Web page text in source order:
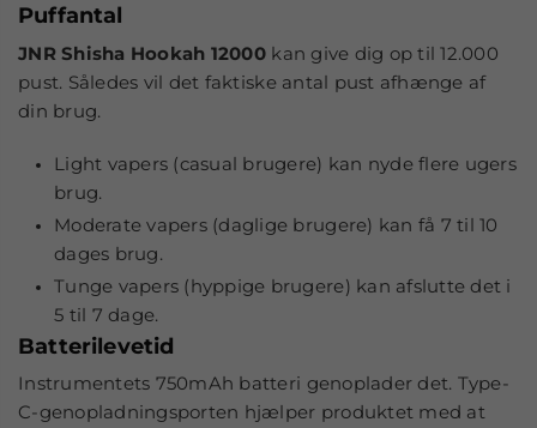
Puffantal
JNR Shisha Hookah 12000kan give dig op til 12.000
pust. Således vil det faktiske antal pust afhænge af
din brug.
Light vapers (casual brugere) kan nyde flere ugers
brug.
Moderate vapers (daglige brugere) kan få 7 til 10
dages brug.
Tunge vapers (hyppige brugere) kan afslutte det i
5 til 7 dage.
Batterilevetid
Instrumentets 750mAh batteri genoplader det. Type-
C-genopladningsporten hjælper produktet med at